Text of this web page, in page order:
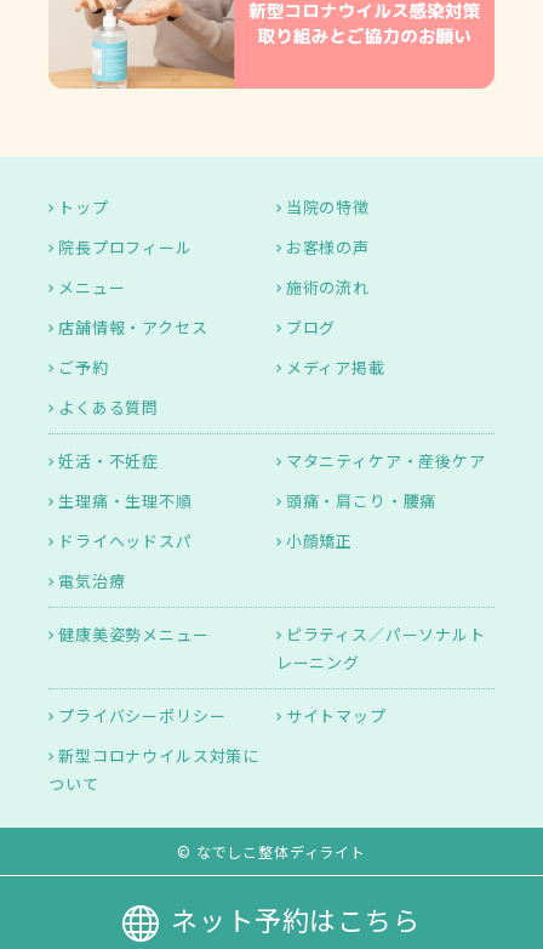
トップ
当院の特徴
院長プロフィール
お客様の声
メニュー
施術の流れ
店舗情報・アクセス
ブログ
ご予約
メディア掲載
よくある質問
妊活・不妊症
マタニティケア・産後ケア
生理痛・生理不順
頭痛・肩こり・腰痛
ドライヘッドスパ
小顔矯正
電気治療
健康美姿勢メニュー
ピラティス／パーソナルト
レーニング
プライバシーポリシー
サイトマップ
新型コロナウイルス対策に
ついて
© なでしこ整体ディライト
ネット予約はこちら